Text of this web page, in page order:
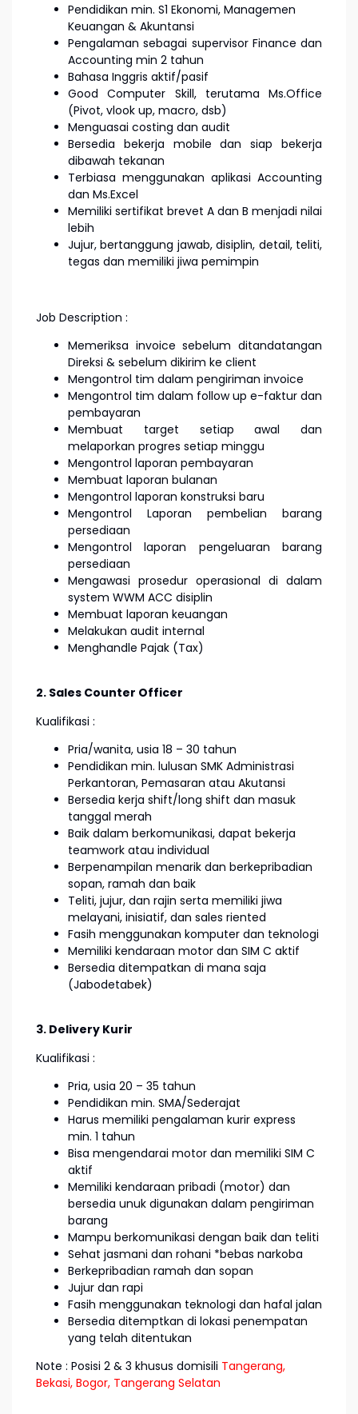
Pendidikan min. S1 Ekonomi, Managemen
Keuangan & Akuntansi
Pengalaman sebagai supervisor Finance dan
Accounting min 2 tahun
Bahasa Inggris aktif/pasif
Good Computer Skill, terutama Ms.Office
(Pivot, vlook up, macro, dsb)
Menguasai costing dan audit
Bersedia bekerja mobile dan siap bekerja
dibawah tekanan
Terbiasa menggunakan aplikasi Accounting
dan Ms.Excel
Memiliki sertifikat brevet A dan B menjadi nilai
lebih
Jujur, bertanggung jawab, disiplin, detail, teliti,
tegas dan memiliki jiwa pemimpin
Job Description :
Memeriksa invoice sebelum ditandatangan
Direksi & sebelum dikirim ke client
Mengontrol tim dalam pengiriman invoice
Mengontrol tim dalam follow up e-faktur dan
pembayaran
Membuat target setiap awal dan
melaporkan progres setiap minggu
Mengontrol laporan pembayaran
Membuat laporan bulanan
Mengontrol laporan konstruksi baru
Mengontrol Laporan pembelian barang
persediaan
Mengontrol laporan pengeluaran barang
persediaan
Mengawasi prosedur operasional di dalam
system WWM ACC disiplin
Membuat laporan keuangan
Melakukan audit internal
Menghandle Pajak (Tax)
2. Sales Counter Officer
Kualifikasi :
Pria/wanita, usia 18 – 30 tahun
Pendidikan min. lulusan SMK Administrasi
Perkantoran, Pemasaran atau Akutansi
Bersedia kerja shift/long shift dan masuk
tanggal merah
Baik dalam berkomunikasi, dapat bekerja
teamwork atau individual
Berpenampilan menarik dan berkepribadian
sopan, ramah dan baik
Teliti, jujur, dan rajin serta memiliki jiwa
melayani, inisiatif, dan sales riented
Fasih menggunakan komputer dan teknologi
Memiliki kendaraan motor dan SIM C aktif
Bersedia ditempatkan di mana saja
(Jabodetabek)
3. Delivery Kurir
Kualifikasi :
Pria, usia 20 – 35 tahun
Pendidikan min. SMA/Sederajat
Harus memiliki pengalaman kurir express
min. 1 tahun
Bisa mengendarai motor dan memiliki SIM C
aktif
Memiliki kendaraan pribadi (motor) dan
bersedia unuk digunakan dalam pengiriman
barang
Mampu berkomunikasi dengan baik dan teliti
Sehat jasmani dan rohani *bebas narkoba
Berkepribadian ramah dan sopan
Jujur dan rapi
Fasih menggunakan teknologi dan hafal jalan
Bersedia ditemptkan di lokasi penempatan
yang telah ditentukan
Note : Posisi 2 & 3 khusus domisili Tangerang,
Bekasi, Bogor, Tangerang Selatan